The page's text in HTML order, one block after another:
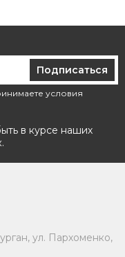
Подписаться
условия
в курсе наших
ул. Пархоменко,